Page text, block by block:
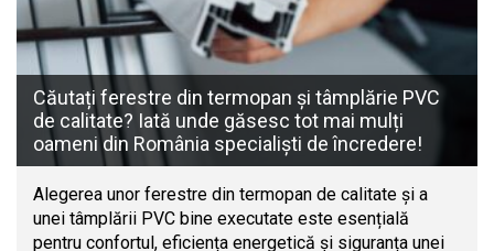
Căutați ferestre din termopan și tâmplărie PVC
de calitate? Iată unde găsesc tot mai mulți
oameni din România specialiști de încredere!
Alegerea unor ferestre din termopan de calitate și a
unei tâmplării PVC bine executate este esențială
pentru confortul, eficiența energetică și siguranța unei